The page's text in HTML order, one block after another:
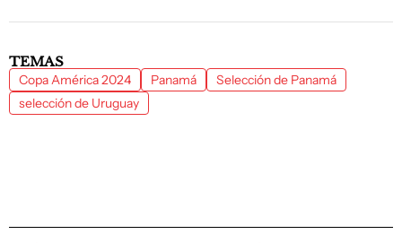
TEMAS
Copa América 2024 Panamá
Selección de Panamá
selección de Uruguay